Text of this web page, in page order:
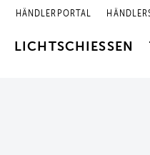
HÄNDLERPORTAL
LICHTSCHIESSEN